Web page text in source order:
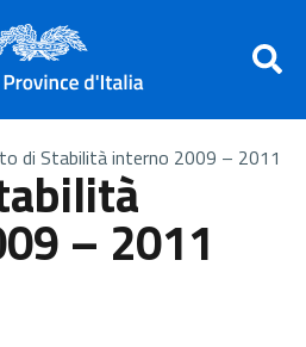
di Stabilità interno 2009 – 2011
– 2011